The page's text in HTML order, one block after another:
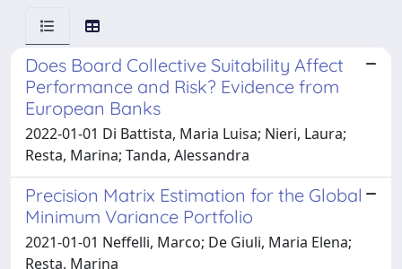
Does Board Collective Suitability Affect
Performance and Risk? Evidence from
European Banks
2022-01-01 Di Battista, Maria Luisa; Nieri, Laura;
Resta, Marina; Tanda, Alessandra
Precision Matrix Estimation for the Global
Minimum Variance Portfolio
2021-01-01 Neffelli, Marco; De Giuli, Maria Elena;
Resta, Marina